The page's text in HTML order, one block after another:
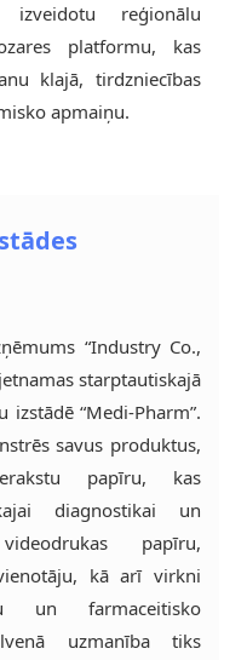
reģionālu
platformu, kas
klajā, tirdzniecības
apmaiņu.
“Industry Co.,
starptautiskajā
“Medi-Pharm”.
savus produktus,
papīru, kas
diagnostikai un
papīru,
kā arī virkni
un farmaceitisko
uzmanība tiks